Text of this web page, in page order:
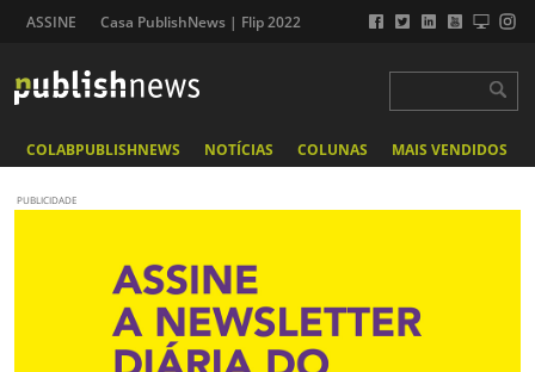
ASSINE Casa PublishNews | Flip 2022
COLABPUBLISHNEWS NOTÍCIAS COLUNAS MAIS VENDIDOS
PUBLICIDADE